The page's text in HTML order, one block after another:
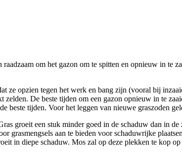
raadzaam om het gazon om te spitten en opnieuw in
ze opzien tegen het werk en bang zijn (vooral bij
De beste tijden om een gazon opnieuw in te
beste tijden. Voor het leggen van nieuwe graszoden
groeit een stuk minder goed in de schaduw dan in
grasmengsels aan te bieden voor schaduwrijke
in diepe schaduw. Mos zal op deze plekken te kop